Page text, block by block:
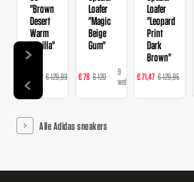
"Brown
Desert
Warm
Vanilla"
€ 129,99
14
webshops
Loafer
"Magic
Beige
Gum"
€ 78 € 120
9
webshops
Loafer
"Leopard
Print
Dark
Brown"
€ 71,47 € 129,95
Alle Adidas sneakers